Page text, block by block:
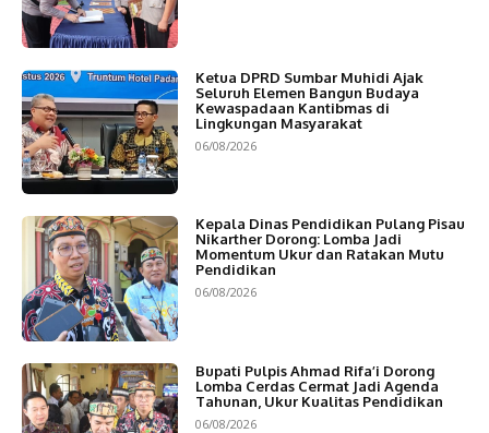
Ketua DPRD Sumbar Muhidi Ajak
Seluruh Elemen Bangun Budaya
Kewaspadaan Kantibmas di
Lingkungan Masyarakat
06/08/2026
Kepala Dinas Pendidikan Pulang Pisau
Nikarther Dorong: Lomba Jadi
Momentum Ukur dan Ratakan Mutu
Pendidikan
06/08/2026
Bupati Pulpis Ahmad Rifa’i Dorong
Lomba Cerdas Cermat Jadi Agenda
Tahunan, Ukur Kualitas Pendidikan
06/08/2026